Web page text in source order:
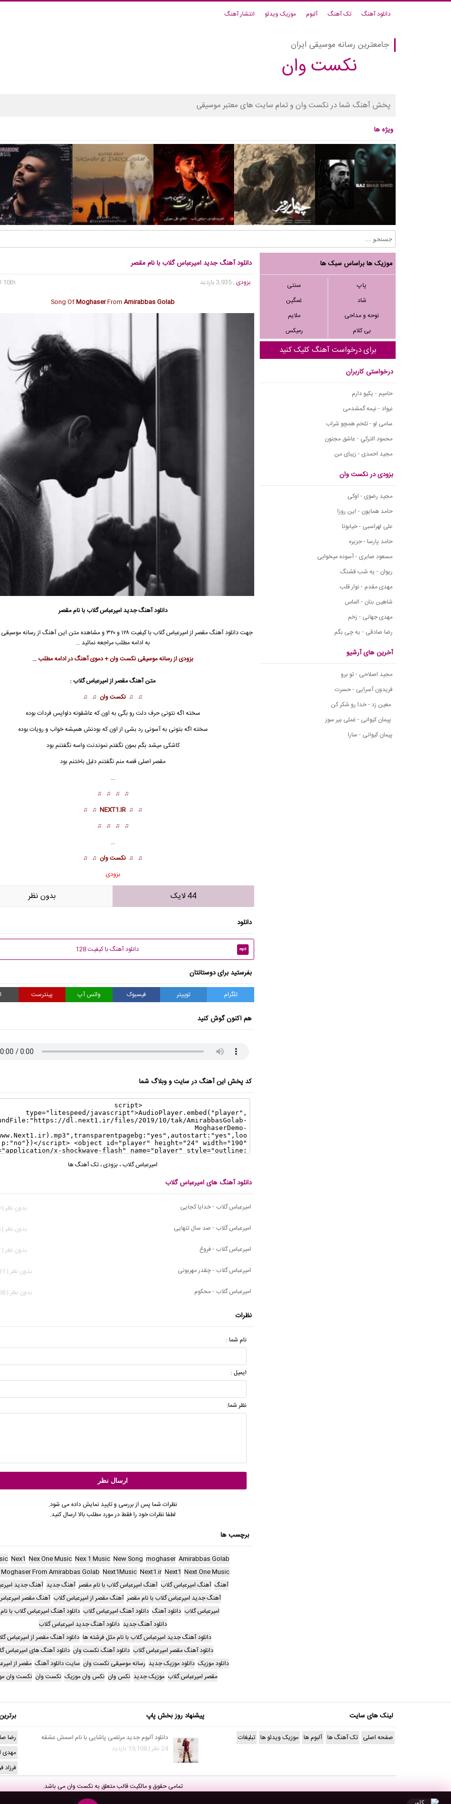
دانلود آهنگ تک آهنگ آلبوم موزیک ویدئو انتشار آهنگ
جامعترین رسانه موسیقی ایران
نکست وان
پخش آهنگ شما در نکست وان و تمام سایت های معتبر موسیقی
ویژه ها
موزیک ها براساس سبک ها
پاپ
سنتی
شاد
غمگین
نوحه و مداحی
ملایم
بی کلام
رمیکس
برای درخواست آهنگ کلیک کنید
درخواستی کاربران
حامیم - یکیو دارم
نیواد - نیمه گمشدمی
سامی لو - تلخم همچو شراب
محمود التركي - عاشق مجنون
مجید احمدی - زیبای من
بزودی در نکست وان
مجید رضوی - اوکی
حامد همایون - این روزا
علی لهراسبی - خیابونا
حامد پارسا - جزیره
مسعود صابری - آسوده میخوابی
ریوان - یه شب قشنگ
مهدی مقدم - نوار قلب
شاهین بنان - الماس
مهدی جهانی - زخم
رضا صادقی - یه چی بگم
آخرین های آرشیو
مجید اصلاحی - تو برو
فریدون آسرایی - حسرت
معین زد - خدا رو شکر کن
پیمان کیوانی - غملی بیر سوز
پیمان کیوانی - سارا
دانلود آهنگ جدید امیرعباس گلاب با نام مقصر
بزودی, 3,935 بازدید
10th اکتبر 2019
Song OfMoghaserFromAmirabbas Golab
دانلود آهنگ جدیدامیرعباس گلاب با نام مقصر
جهت دانلود آهنگ مقصر از امیرعباس گلاب
با کیفیت ۱۲۸ و ۳۲۰ و مشاهده متن این آهنگ از رسانه
به ادامه مطلب مراجعه نمائید …
بزودی از رسانه موسیقی نکست وان + دموی آهنگ در ادامه مطلب …
متن آهنگ مقصر ازامیرعباس گلاب :
♫ ♫ نکست وان ♫ ♫
سخته اگه نتونی حرف دلت رو بگی به اون که عاشقونه دلواپس فردات بوده
سخته اگه بتونی به آسونی رد بشی از اون که بودنش همیشه خواب و رویات بوده
کاشکی میشد بگم بمون نگفتم نموندنت واسه نگفتنم بود
مقصر اصلی قصه منم نگفتنم دلیل باختنم بود
…
♫ ♫ ♫ ♫
♫ ♫
NEXT1.IR
♫ ♫
♫ ♫ ♫ ♫
…
♫ ♫ نکست وان ♫ ♫
بزودی
44 لایک بدون نظر
دانلود
mp3 دانلود آهنگ با کیفیت 128
بفرستید برای دوستانتان
تلگرام توییتر فیسبوک واتس آپ پینترست
هم اکنون گوش کنید
کد پخش این آهنگ در سایت و وبلاگ شما
امیرعباس گلاب ، بزودی، تک آهنگ ها
دانلود آهنگ های امیرعباس گلاب
امیرعباس گلاب - خدایا کجایی
بدون نظر | 619 بازدید
امیرعباس گلاب - صد سال تنهایی
بدون نظر | 818 بازدید
امیرعباس گلاب - فروغ
بدون نظر | 977 بازدید
امیرعباس گلاب - چقدر مهربونی
بدون نظر | 1,731 بازدید
امیرعباس گلاب - محکوم
بدون نظر | 5,158 بازدید
نظرات
نام شما :
ایمیل :
نظر شما:
نظرات شما پس از بررسی و تایید نمایش داده می شود.
لطفا نظرات خود را فقط در مورد مطلب بالا ارسال کنید.
برچسب ها
Amirabbas Golab
moghaser
New Song
Nex 1 Music
Nex One Music
Nex1
Next One Music
Next1
Next1.ir
Next1Music
From Amirabbas Golab
آهنگ آهنگ امیرعباس گلاب آهنگ امیرعباس گلاب با نام مقصر آهنگ جدید آهنگ جدید
آهنگ جدید امیرعباس گلاب با نام مقصر آهنگ مقصر از امیرعباس گلاب آهنگ مقصر
امیرعباس گلاب دانلود آهنگ دانلود آهنگ امیرعباس گلاب دانلود آهنگ امیرعباس گلاب با
دانلود آهنگ جدید دانلود آهنگ جدید امیرعباس گلاب
دانلود آهنگ جدید امیرعباس گلاب با نام مثل فرشته ها دانلود آهنگ مقصر از امیرعباس
دانلود آهنگ مقصر امیرعباس گلاب دانلود آهنگ نکست وان دانلود آهنگ های امیرعباس
دانلود موزیک دانلود موزیک جدید رسانه موسیقی نکست وان سایت دانلود آهنگ مقصر از
مقصر امیرعباس گلاب موزیک جدید نکس وان نکس وان موزیک نکست وان نکست وان
لینک های سایت
صفحه اصلی تک آهنگ ها آلبوم ها موزیک ویدئو ها تبلیغات
پیشنهاد روز بخش پاپ
دانلود آلبوم جدید مرتضی پاشایی با نام اسمش عشقه
24 نظر | 19,108 بازدید
رضا
مهدی
فرزاد
تمامی حقوق و مالکیت قالب متعلق بهنکست وانمی باشد.